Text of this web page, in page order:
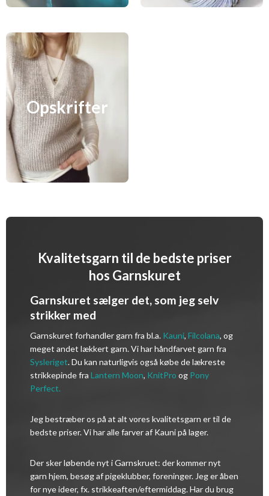
Opskrifter
Kvalitetsgarn til de bedste priser
hos Garnskuret
Garnskuret sælger det, som jeg selv
strikker med
Garnskuret forhandler garn fra bl.a. Kauni, Filcolana, og
meget andet lækkert garn. Vi har håndfarvet garn fra
Sysleriget. Du kan naturligvis også købe de lækreste
strikkepinde fra Lantern Moon, KnitPro og Pony
Perfect.
Jeg bestræber os på at alt vores kvalitetsgarn er til de
bedste priser. Vi har alle farver af Kauni på lager.
Der sker løbende nyt i Garnskruet: der kommer nyt
garn hjem, besøg af pigeklubber, foreninger. Jeg er åben
for nye ideer, fx. strikkeaften/eftermiddag. Har du brug